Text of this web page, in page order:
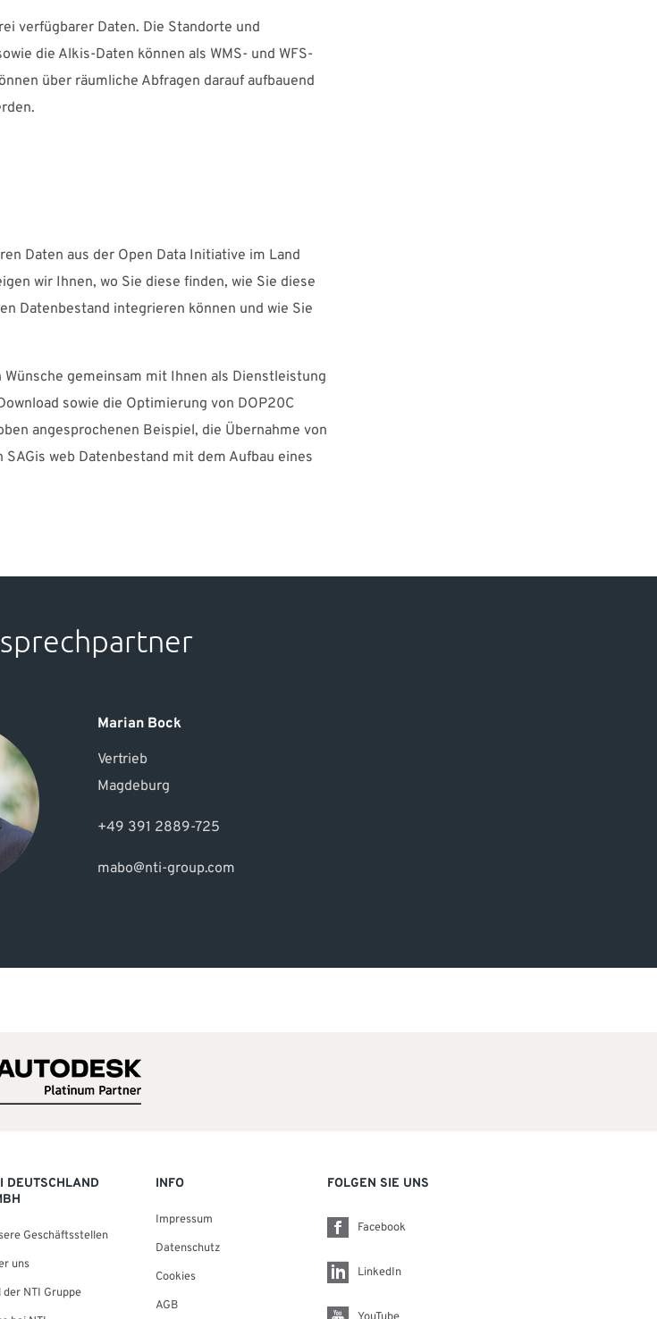
verfügbarer Daten. Die Standorte und
die Alkis-Daten können als WMS- und WFS-
über räumliche Abfragen darauf aufbauend
Daten aus der Open Data Initiative im Land
wir Ihnen, wo Sie diese finden, wie Sie diese
Datenbestand integrieren können und wie Sie
gemeinsam mit Ihnen als Dienstleistung
sowie die Optimierung von DOP20C
angesprochenen Beispiel, die Übernahme von
web Datenbestand mit dem Aufbau eines
Marian Bock
Vertrieb
Magdeburg
+49 391 2889-725
mabo@nti-group.com
DEUTSCHLAND
Geschäftsstellen
uns
der NTI Gruppe
INFO
Impressum
Datenschutz
Cookies
AGB
FOLGEN SIE UNS
Facebook
LinkedIn